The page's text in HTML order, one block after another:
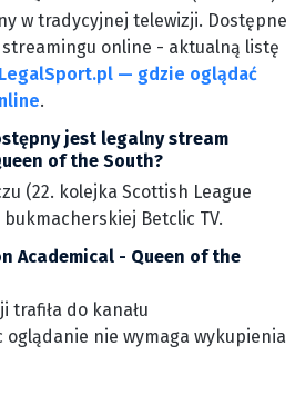
w tradycyjnej telewizji. Dostępne
online - aktualną listę
LegalSport.pl — gdzie oglądać
.
jest legalny stream
of the South?
(22. kolejka Scottish League
Betclic TV.
Academical - Queen of the
trafiła do kanału
nie wymaga wykupienia